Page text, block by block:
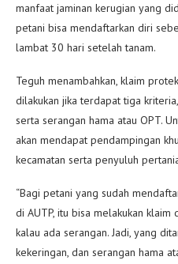
manfaat jaminan kerugian yang
petani bisa mendaftarkan diri
lambat 30 hari setelah tanam.
Teguh menambahkan, klaim
dilakukan jika terdapat tiga
serta serangan hama atau OPT.
akan mendapat pendampingan
kecamatan serta penyuluh
“Bagi petani yang sudah
di AUTP, itu bisa melakukan klaim
kalau ada serangan. Jadi, yang
kekeringan, dan serangan hama